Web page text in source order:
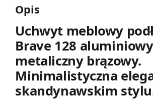
W
P
O
Ł
U
Ż
Opis
Uchwyt meblowy
Brave 128 aluminiowy
metaliczny brązowy.
Minimalistyczna
skandynawskim